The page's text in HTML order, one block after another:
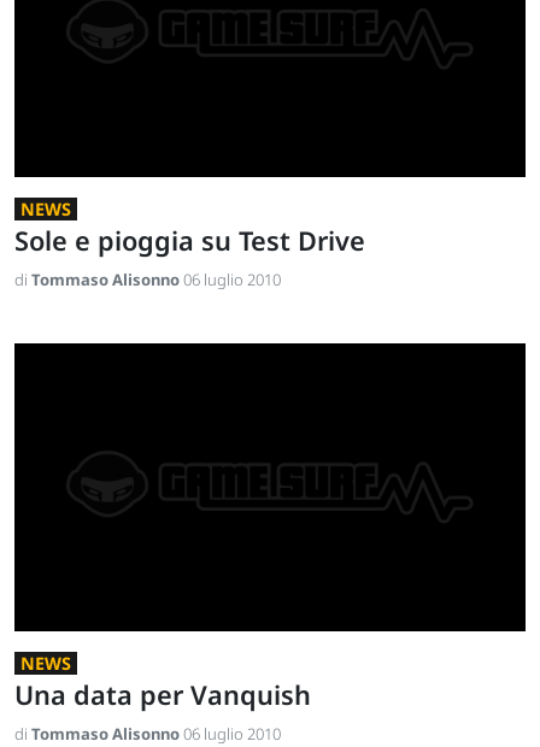
NEWS
Sole e pioggia su Test Drive
di Tommaso Alisonno06 luglio 2010
NEWS
Una data per Vanquish
di Tommaso Alisonno06 luglio 2010